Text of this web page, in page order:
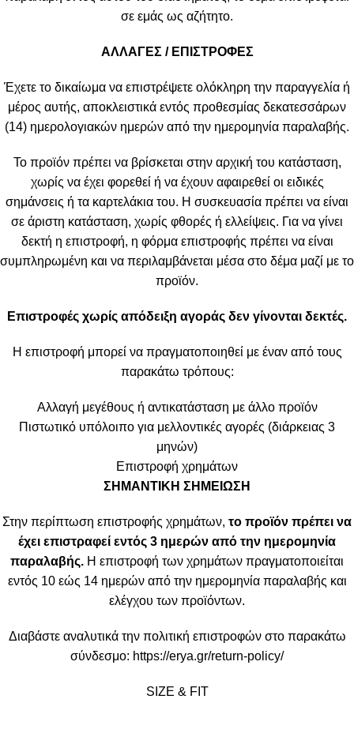
σε εμάς ως αζήτητο.
ΑΛΛΑΓΕΣ / ΕΠΙΣΤΡΟΦΕΣ
Έχετε το δικαίωμα να επιστρέψετε ολόκληρη την παραγγελία ή
μέρος αυτής, αποκλειστικά εντός προθεσμίας δεκατεσσάρων
(14) ημερολογιακών ημερών από την ημερομηνία παραλαβής.
Το προϊόν πρέπει να βρίσκεται στην αρχική του κατάσταση,
χωρίς να έχει φορεθεί ή να έχουν αφαιρεθεί οι ειδικές
σημάνσεις ή τα καρτελάκια του. Η συσκευασία πρέπει να είναι
σε άριστη κατάσταση, χωρίς φθορές ή ελλείψεις. Για να γίνει
δεκτή η επιστροφή, η φόρμα επιστροφής πρέπει να είναι
συμπληρωμένη και να περιλαμβάνεται μέσα στο δέμα μαζί με το
προϊόν.
Επιστροφές χωρίς απόδειξη αγοράς δεν γίνονται δεκτές.
Η επιστροφή μπορεί να πραγματοποιηθεί με έναν από τους
παρακάτω τρόπους:
Αλλαγή μεγέθους ή αντικατάσταση με άλλο προϊόν
Πιστωτικό υπόλοιπο για μελλοντικές αγορές (διάρκειας 3
μηνών)
Επιστροφή χρημάτων
ΣΗΜΑΝΤΙΚΗ ΣΗΜΕΙΩΣΗ
Στην περίπτωση επιστροφής χρημάτων, το προϊόν πρέπει να
έχει επιστραφεί εντός 3 ημερών από την ημερομηνία
παραλαβής. Η επιστροφή των χρημάτων πραγματοποιείται
εντός 10 εώς 14 ημερών από την ημερομηνία παραλαβής και
ελέγχου των προϊόντων.
Διαβάστε αναλυτικά την πολιτική επιστροφών στο παρακάτω
σύνδεσμο: https://erya.gr/return-policy/
SIZE & FIT